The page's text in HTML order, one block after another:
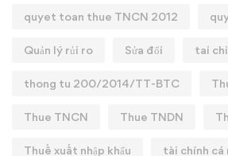
quyet toan thue TNCN 2012
Quản lý rủi ro Sửa đổi tai
thong tu 200/2014/TT-BTC
Thue TNCN Thue TNDN
Thuế xuất nhập khẩu tài chính cá